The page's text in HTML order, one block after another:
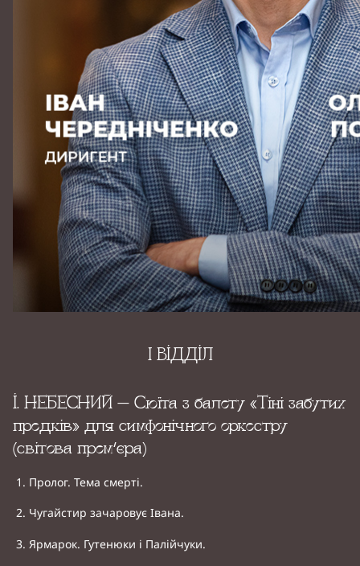
I ВІДДІЛ
І. НЕБЕСНИЙ – Сюїта з балету «Тіні забутих
предків» для симфонічного оркестру
(світова прем’єра)
Пролог. Тема смерті.
Чугайстир зачаровує Івана.
Ярмарок. Гутенюки і Палійчуки.